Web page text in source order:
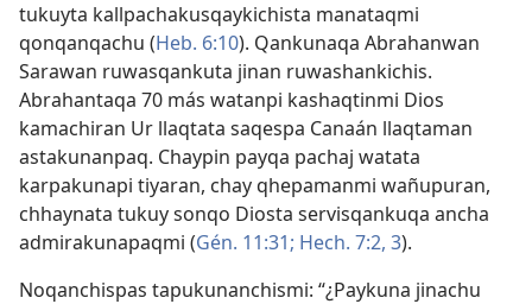
tukuyta kallpachakusqaykichista manataqmi
qonqanqachu (Heb. 6:10). Qankunaqa Abrahanwan
Sarawan ruwasqankuta jinan ruwashankichis.
Abrahantaqa 70 más watanpi kashaqtinmi Dios
kamachiran Ur llaqtata saqespa Canaán llaqtaman
astakunanpaq. Chaypin payqa pachaj watata
karpakunapi tiyaran, chay qhepamanmi wañupuran,
chhaynata tukuy sonqo Diosta servisqankuqa ancha
admirakunapaqmi (Gén. 11:31; Hech. 7:2, 3).
Noqanchispas tapukunanchismi: “¿Paykuna jinachu